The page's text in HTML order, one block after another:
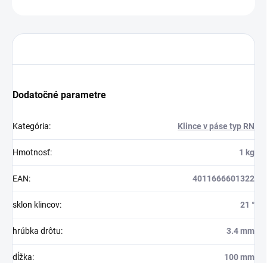
Dodatočné parametre
Kategória: Klince v páse typ RN
Hmotnosť: 1 kg
EAN: 4011666601322
sklon klincov: 21 °
hrúbka drôtu: 3.4 mm
dĺžka: 100 mm